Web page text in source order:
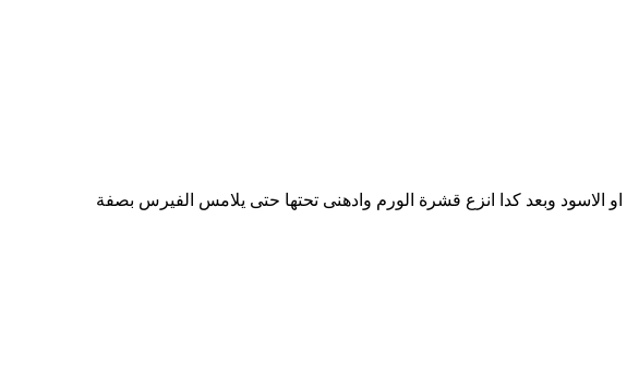
الاسود وبعد كدا انزع قشرة الورم وادهنى تحتها حتى يلامس الفيرس بصفة